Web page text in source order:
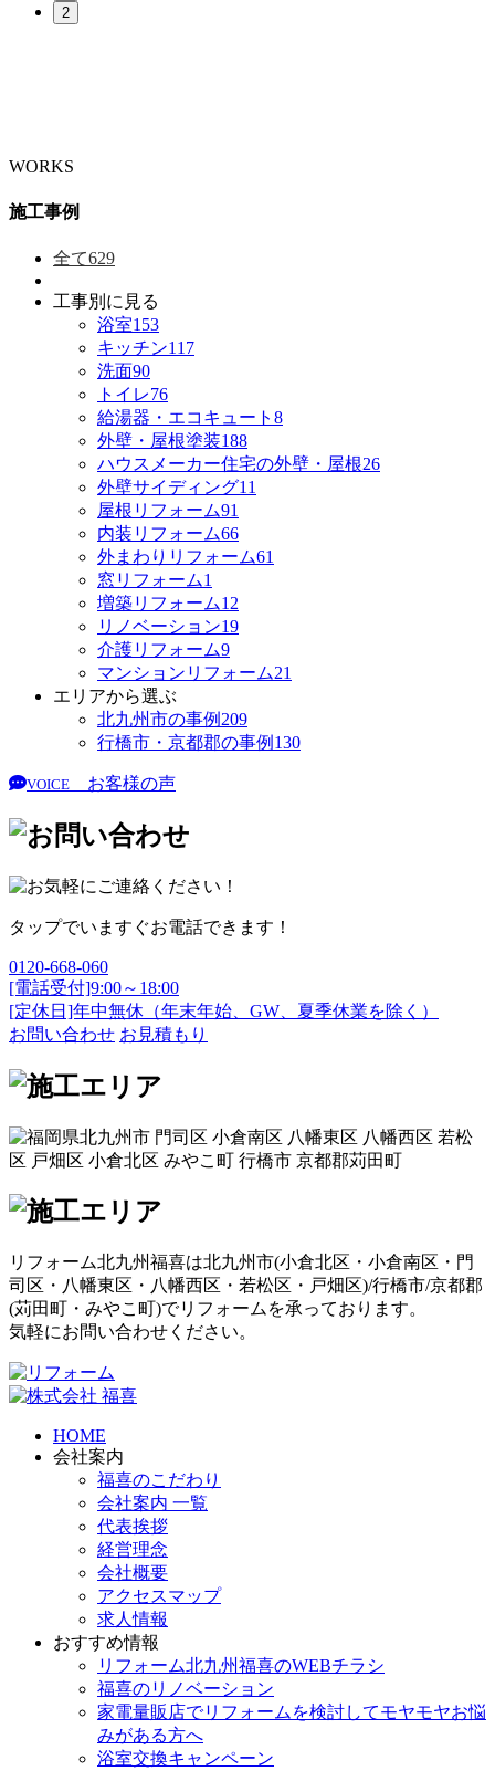
2
WORKS
施工事例
全て629
工事別に見る
浴室153
キッチン117
洗面90
トイレ76
給湯器・エコキュート 8
外壁・屋根塗装188
ハウスメーカー住宅の外壁・屋根26
外壁サイディング11
屋根リフォーム91
内装リフォーム66
外まわりリフォーム61
窓リフォーム1
増築リフォーム12
リノベーション19
介護リフォーム9
マンションリフォーム21
エリアから選ぶ
北九州市の事例 209
行橋市・京都郡の事例 130
VOICE お客様の声
タップでいますぐお電話できます！
0120-668-060
[電話受付]9:00～18:00
[定休日]年中無休（年末年始、GW、夏季休業を除く）
お問い合わせ お見積もり
リフォーム北九州福喜は北九州市(小倉北区 ・ 小倉南区 ・ 門
司区 ・ 八幡東区 ・ 八幡西区 ・ 若松区 ・ 戸畑区)/行橋市/京都郡
(苅田町 ・ みやこ町)でリフォームを承っております。
気軽にお問い合わせください。
HOME
会社案内
福喜のこだわり
会社案内 一覧
代表挨拶
経営理念
会社概要
アクセスマップ
求人情報
おすすめ情報
リフォーム北九州福喜のWEBチラシ
福喜のリノベーション
家電量販店でリフォームを検討してモヤモヤお悩
みがある方へ
浴室交換キャンペーン